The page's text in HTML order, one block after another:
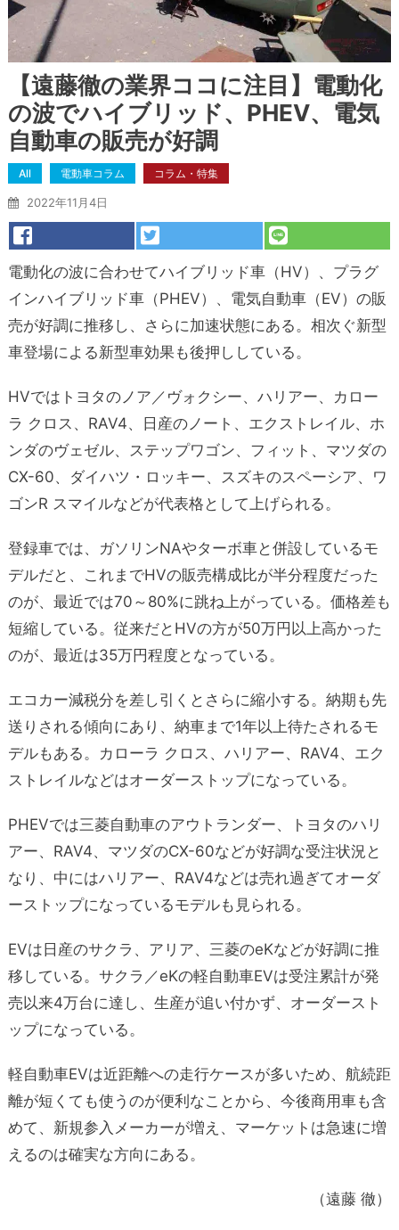
【遠藤徹の業界ココに注目】電動化
の波でハイブリッド、PHEV、電気
自動車の販売が好調
All 電動車コラム コラム・特集
2022年11月4日
電動化の波に合わせてハイブリッド車（HV）、プラグ
インハイブリッド車（PHEV）、電気自動車（EV）の販
売が好調に推移し、さらに加速状態にある。相次ぐ新型
車登場による新型車効果も後押ししている。
HVではトヨタのノア／ヴォクシー、ハリアー、カロー
ラ クロス、RAV4、日産のノート、エクストレイル、ホ
ンダのヴェゼル、ステップワゴン、フィット、マツダの
CX-60、ダイハツ・ロッキー、スズキのスペーシア、ワ
ゴンR スマイルなどが代表格として上げられる。
登録車では、ガソリンNAやターボ車と併設しているモ
デルだと、これまでHVの販売構成比が半分程度だった
のが、最近では70～80%に跳ね上がっている。価格差も
短縮している。従来だとHVの方が50万円以上高かった
のが、最近は35万円程度となっている。
エコカー減税分を差し引くとさらに縮小する。納期も先
送りされる傾向にあり、納車まで1年以上待たされるモ
デルもある。カローラ クロス、ハリアー、RAV4、エク
ストレイルなどはオーダーストップになっている。
PHEVでは三菱自動車のアウトランダー、トヨタのハリ
アー、RAV4、マツダのCX-60などが好調な受注状況と
なり、中にはハリアー、RAV4などは売れ過ぎてオーダ
ーストップになっているモデルも見られる。
EVは日産のサクラ、アリア、三菱のeKなどが好調に推
移している。サクラ／eKの軽自動車EVは受注累計が発
売以来4万台に達し、生産が追い付かず、オーダースト
ップになっている。
軽自動車EVは近距離への走行ケースが多いため、航続距
離が短くても使うのが便利なことから、今後商用車も含
めて、新規参入メーカーが増え、マーケットは急速に増
えるのは確実な方向にある。
（遠藤 徹）